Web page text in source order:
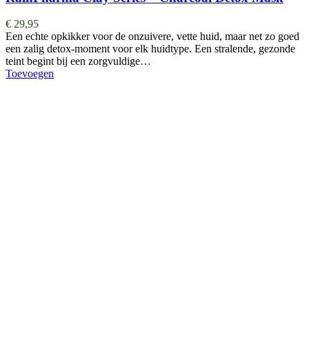
€ 29,95
Een echte opkikker voor de onzuivere, vette huid, maar net zo goed
een zalig detox-moment voor elk huidtype. Een stralende, gezonde
teint begint bij een zorgvuldige…
Toevoegen